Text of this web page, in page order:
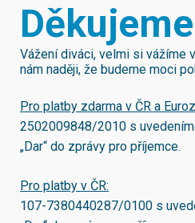
Děkujeme
Vážení diváci, velmi si vážíme
nám naději, že budeme moci
Pro platby zdarma v ČR a
2502009848/2010 s
„Dar“ do zprávy pro příjemce.
Pro platby v ČR:
107-7380440287/0100 s